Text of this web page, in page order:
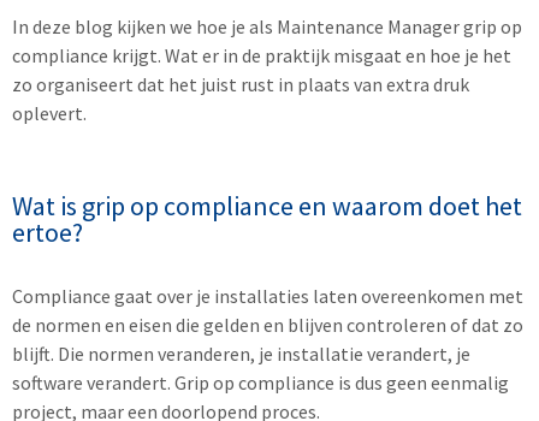
In deze blog kijken we hoe je als Maintenance Manager grip op
compliance krijgt. Wat er in de praktijk misgaat en hoe je het
zo organiseert dat het juist rust in plaats van extra druk
oplevert.
Wat is grip op compliance en waarom doet het
ertoe?
Compliance gaat over je installaties laten overeenkomen met
de normen en eisen die gelden en blijven controleren of dat zo
blijft. Die normen veranderen, je installatie verandert, je
software verandert. Grip op compliance is dus geen eenmalig
project, maar een doorlopend proces.